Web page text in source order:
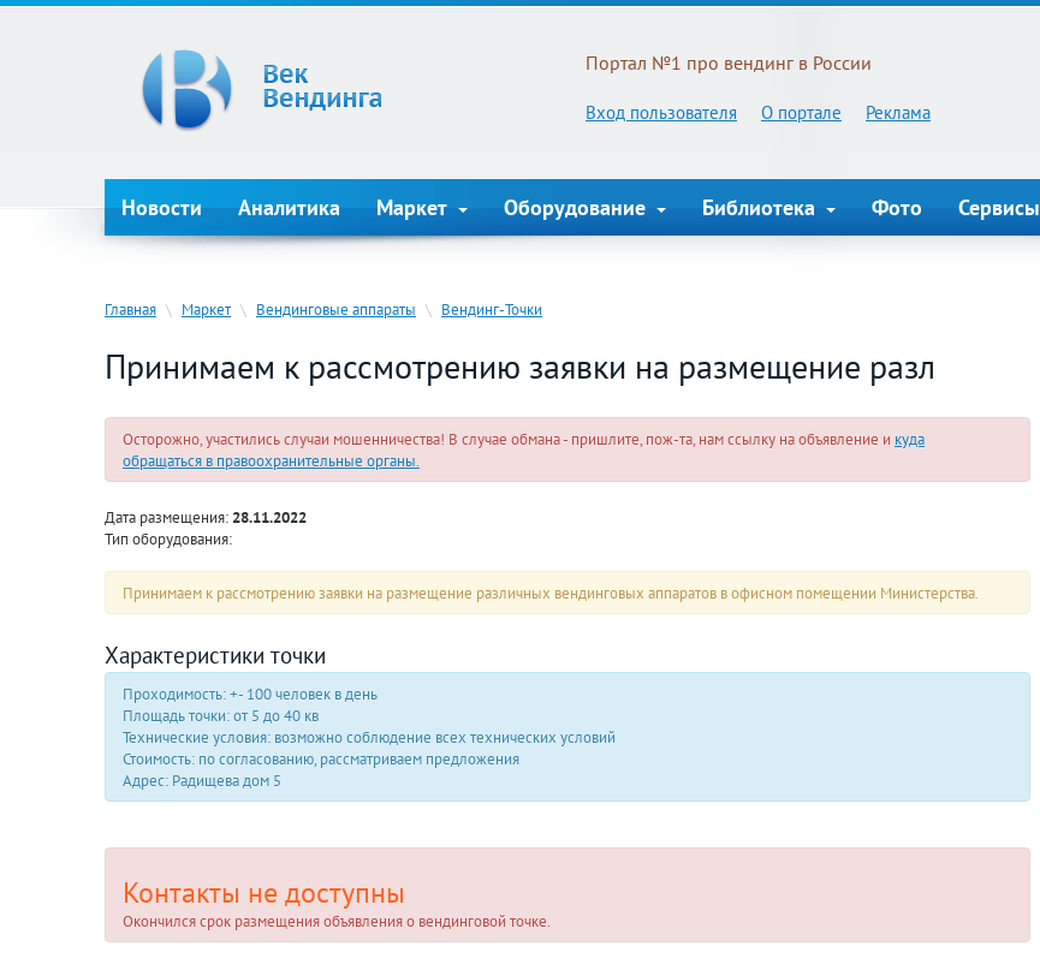
Портал №1 про вендинг в России
Вход пользователя О портале Реклама
Новости Аналитика Маркет Оборудование Библиотека Фото Сервисы
Главная \ Маркет \ Вендинговые аппараты \ Вендинг-Точки
Принимаем к рассмотрению заявки на размещение разл
Осторожно, участились случаи мошенничества! В случае обмана - пришлите, пож-та, нам ссылку на объявление и куда
обращаться в правоохранительные органы.
Дата размещения: 28.11.2022
Тип оборудования:
Принимаем к рассмотрению заявки на размещение различных вендинговых аппаратов в офисном помещении Министерства.
Характеристики точки
Проходимость: +- 100 человек в день
Площадь точки: от 5 до 40 кв
Технические условия: возможно соблюдение всех технических условий
Стоимость: по согласованию, рассматриваем предложения
Адрес: Радищева дом 5
Контакты не доступны
Окончился срок размещения объявления о вендинговой точке.